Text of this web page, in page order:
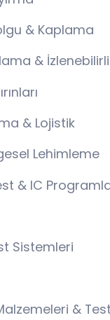
& Kaplama
&
& Lojistik
Lehimleme
& IC
Sistemleri
&